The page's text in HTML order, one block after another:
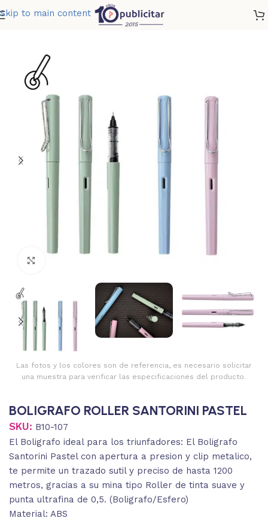
Skip to main content
BOLIGRAFO ROLLER SANTORINI PASTEL
Las fotos y los colores son de referencia, es necesario solicitar
una muestra para verificar las especificaciones del producto.
BOLIGRAFO ROLLER SANTORINI PASTEL
SKU: B10-107
El Boligrafo ideal para los triunfadores: El Boligrafo
Santorini Pastel con apertura a presion y clip metalico,
te permite un trazado sutil y preciso de hasta 1200
metros, gracias a su mina tipo Roller de tinta suave y
punta ultrafina de 0,5. (Boligrafo/Esfero)
Material: ABS